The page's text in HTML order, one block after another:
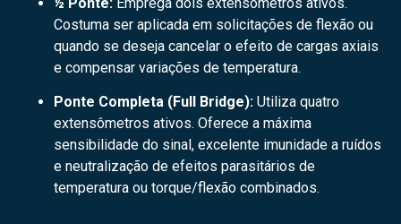
Costuma ser aplicada em solicitações de flexão ou
quando se deseja cancelar o efeito de cargas axiais
e compensar variações de temperatura.
Ponte Completa (Full Bridge): Utiliza quatro
extensômetros ativos. Oferece a máxima
sensibilidade do sinal, excelente imunidade a ruídos
e neutralização de efeitos parasitários de
temperatura ou torque/flexão combinados.